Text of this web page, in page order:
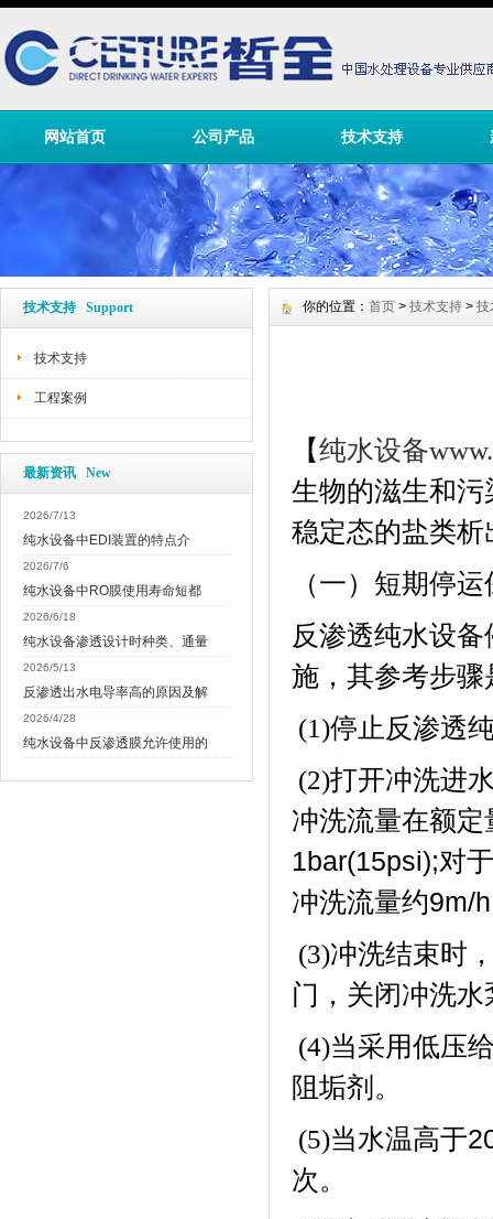
网站首页 公司产品 技术支持
技术支持 Support
技术支持
工程案例
最新资讯 New
2026/7/13
纯水设备中EDI装置的特点介
2026/7/6
纯水设备中RO膜使用寿命短都
2026/6/18
纯水设备渗透设计时种类、通量
2026/5/13
反渗透出水电导率高的原因及解
2026/4/28
纯水设备中反渗透膜允许使用的
你的位置： 首页 > 技术支持 > 技
【纯水设备
生物的滋生和
稳定态的盐类
（一）短期停
反渗透纯水设
施，其参考步骤
(1)停止反渗透
(2)打开冲洗进
冲洗流量在额
1bar(15psi);对
冲洗流量约9m/h
(3)冲洗结束时
门，关闭冲洗水
(4)当采用低压
阻垢剂。
(5)当水温高于
次。